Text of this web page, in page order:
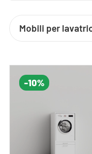
anche per
Puoi facilmente
Mobili per
-10%